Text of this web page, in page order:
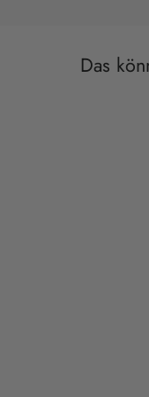
Das